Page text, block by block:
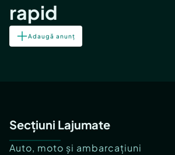
rapid
Adaugă anunț
Secțiuni Lajumate
Auto, moto și ambarcațiuni